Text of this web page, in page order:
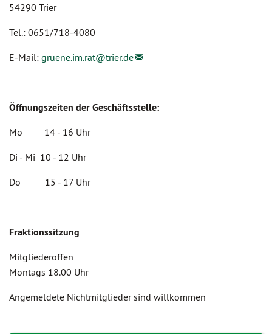
54290 Trier
Tel.: 0651/718-4080
E-Mail: gruene.im.rat@trier.de
Öffnungszeiten der Geschäftsstelle:
Mo 14 - 16 Uhr
Di - Mi 10 - 12 Uhr
Do 15 - 17 Uhr
Fraktionssitzung
Mitgliederoffen
Montags 18.00 Uhr
Angemeldete Nichtmitglieder sind willkommen